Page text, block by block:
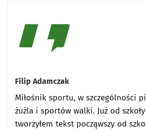
Filip Adamczak
Miłośnik sportu, w szczególności
żużla i sportów walki. Już od
tworzyłem tekst począwszy od